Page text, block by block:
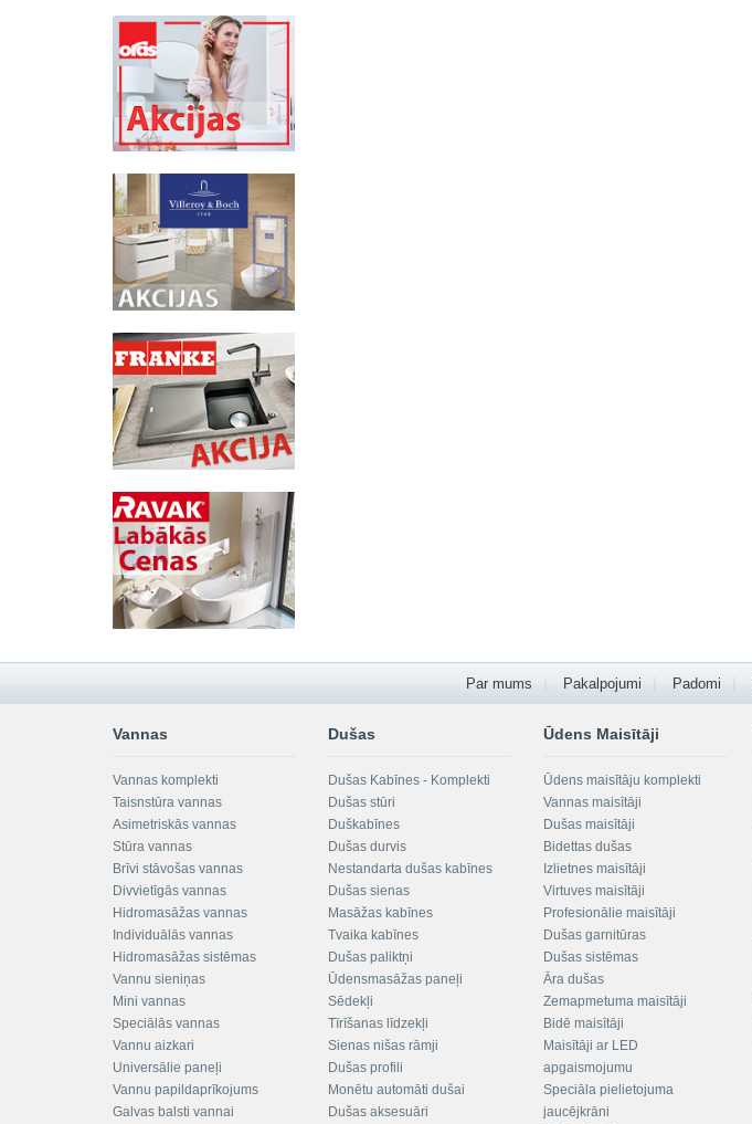
Par mums Pakalpojumi Padomi
Vannas
Vannas komplekti
Taisnstūra vannas
Asimetriskās vannas
Stūra vannas
Brīvi stāvošas vannas
Divvietīgās vannas
Hidromasāžas vannas
Individuālās vannas
Hidromasāžas sistēmas
Vannu sieniņas
Mini vannas
Speciālās vannas
Vannu aizkari
Universālie paneļi
Vannu papildaprīkojums
Galvas balsti vannai
Dušas
Dušas Kabīnes - Komplekti
Dušas stūri
Duškabīnes
Dušas durvis
Nestandarta dušas kabīnes
Dušas sienas
Masāžas kabīnes
Tvaika kabīnes
Dušas paliktņi
Ūdensmasāžas paneļi
Sēdekļi
Tīrīšanas līdzekļi
Sienas nišas rāmji
Dušas profili
Monētu automāti dušai
Dušas aksesuāri
Ūdens Maisītāji
Ūdens maisītāju komplekti
Vannas maisītāji
Dušas maisītāji
Bidettas dušas
Izlietnes maisītāji
Virtuves maisītāji
Profesionālie maisītāji
Dušas garnitūras
Dušas sistēmas
Āra dušas
Zemapmetuma maisītāji
Bidē maisītāji
Maisītāji ar LED
apgaismojumu
Speciāla pielietojuma
jaucējkrāni